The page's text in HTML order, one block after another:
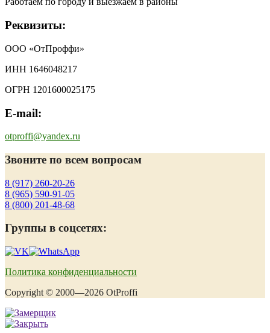
Реквизиты:
ООО «ОтПроффи»
ИНН 1646048217
ОГРН 1201600025175
E-mail:
otproffi@yandex.ru
Звоните по всем вопросам
8 (917) 260-20-26
8 (965) 590-91-05
8 (800) 201-48-68
Группы в соцсетях:
Политика конфиденциальности
Copyright © 2000—2026 OtProffi